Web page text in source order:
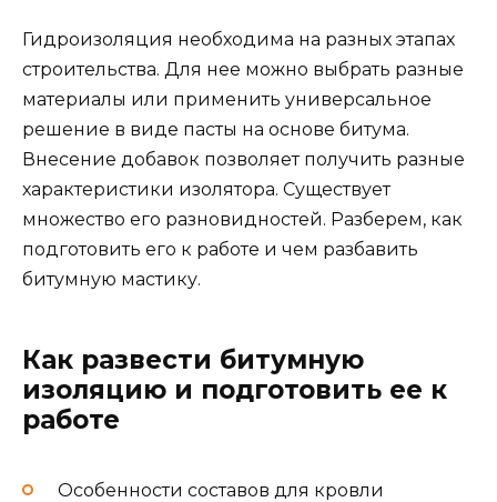
Гидроизоляция необходима на разных этапах
строительства. Для нее можно выбрать разные
материалы или применить универсальное
решение в виде пасты на основе битума.
Внесение добавок позволяет получить разные
характеристики изолятора. Существует
множество его разновидностей. Разберем, как
подготовить его к работе и чем разбавить
битумную мастику.
Как развести битумную
изоляцию и подготовить ее к
работе
Особенности составов для кровли